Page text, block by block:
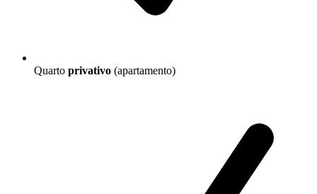
Quarto privativo (apartamento)